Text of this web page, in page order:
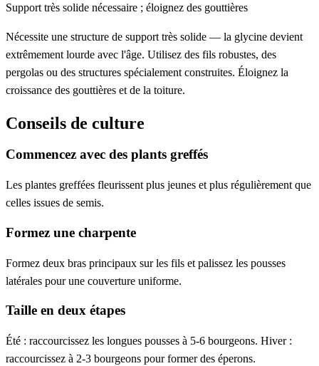
Support très solide nécessaire ; éloignez des gouttières
Nécessite une structure de support très solide — la glycine devient
extrêmement lourde avec l'âge. Utilisez des fils robustes, des
pergolas ou des structures spécialement construites. Éloignez la
croissance des gouttières et de la toiture.
Conseils de culture
Commencez avec des plants greffés
Les plantes greffées fleurissent plus jeunes et plus régulièrement que
celles issues de semis.
Formez une charpente
Formez deux bras principaux sur les fils et palissez les pousses
latérales pour une couverture uniforme.
Taille en deux étapes
Été : raccourcissez les longues pousses à 5-6 bourgeons. Hiver :
raccourcissez à 2-3 bourgeons pour former des éperons.